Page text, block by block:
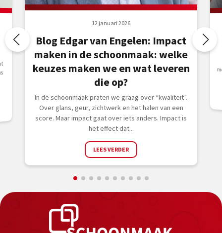
12 januari 2026
Blog Edgar van Engelen: Impact
maken in de schoonmaak: welke
keuzes maken we en wat leveren
die op?
In de schoonmaak praten we graag over “kwaliteit”.
Over glans, geur, zichtwerk en het halen van een
score. Maar impact gaat over iets anders. Impact is
het effect dat...
LEES VERDER